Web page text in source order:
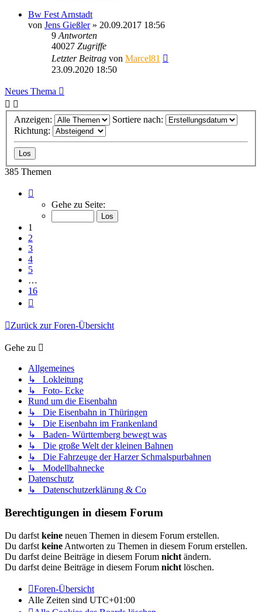
Bw Fest Arnstadt
von Jens Gießler» 20.09.2017 18:56
9 Antworten
40027 Zugriffe
Letzter Beitrag von Marcel81
23.09.2020 18:50
Neues Thema
Anzeigen:
Sortiere nach:
Richtung:
385 Themen
von
Gehe zu Seite:
1
2
3
4
5
…
16
Zurück zur Foren-Übersicht
Gehe zu
Allgemeines
↳ Lokleitung
↳ Foto- Ecke
Rund um die Eisenbahn
↳ Die Eisenbahn in Thüringen
↳ Die Eisenbahn im Frankenland
↳ Baden- Württemberg bewegt was
↳ Die große Welt der kleinen Bahnen
↳ Die Fahrzeuge der Harzer Schmalspurbahnen
↳ Modellbahnecke
Datenschutz
↳ Datenschutzerklärung & Co
Berechtigungen in diesem Forum
Du darfst keine neuen Themen in diesem Forum erstellen.
Du darfst keine Antworten zu Themen in diesem Forum erstellen.
Du darfst deine Beiträge in diesem Forum nicht ändern.
Du darfst deine Beiträge in diesem Forum nicht löschen.
Foren-Übersicht
Alle Zeiten sind UTC+01:00